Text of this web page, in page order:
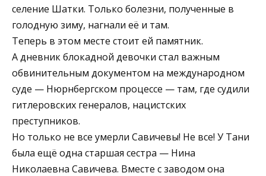
селение Шатки. Только болезни, полученные в
голодную зиму, нагнали её и там.
Теперь в этом месте стоит ей памятник.
А дневник блокадной девочки стал важным
обвинительным документом на международном
суде — Нюрнбергском процессе — там, где судили
гитлеровских генералов, нацистских
преступников.
Но только не все умерли Савичевы! Не все! У Тани
была ещё одна старшая сестра — Нина
Николаевна Савичева. Вместе с заводом она